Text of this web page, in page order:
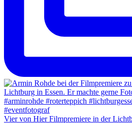
Vier von Hier Filmpremiere in der